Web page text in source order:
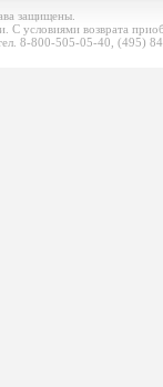
защищены.
С условиями возврата
тел. 8-800-505-05-40, (495)